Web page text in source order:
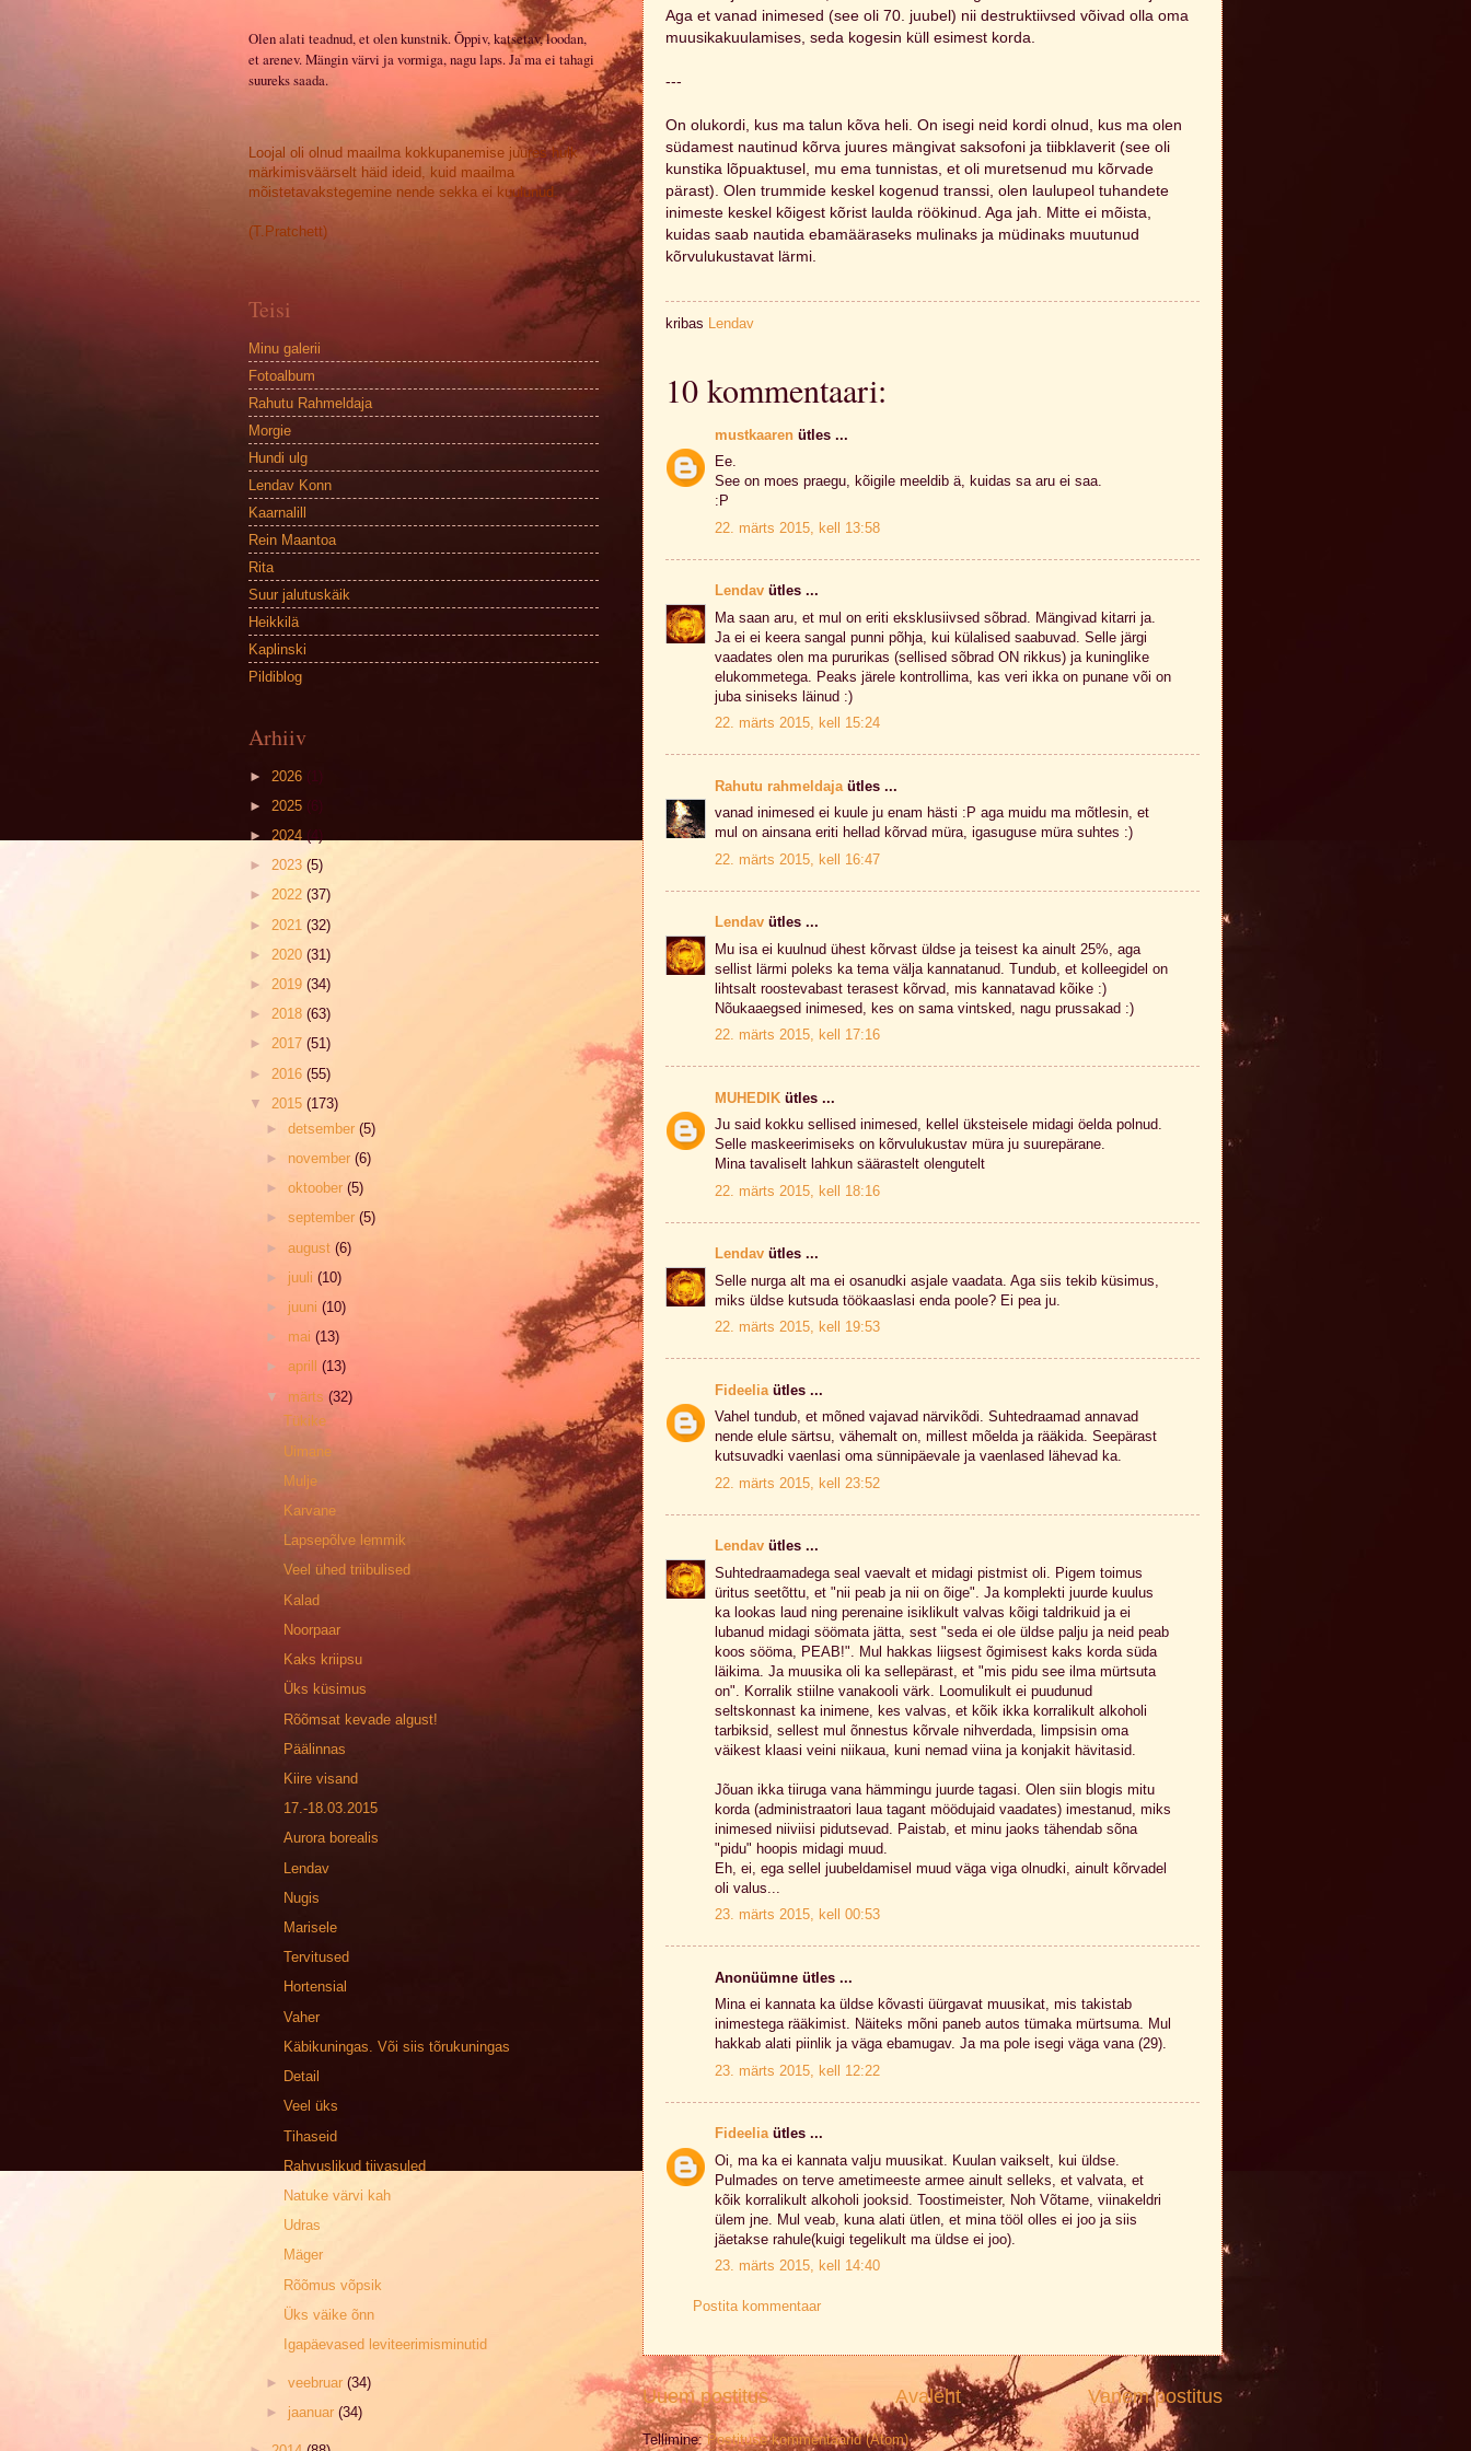
Aga et vanad inimesed (see oli 70. juubel) nii destruktiivsed võivad olla oma
muusikakuulamises, seda kogesin küll esimest korda.
---
On olukordi, kus ma talun kõva heli. On isegi neid kordi olnud, kus ma olen
südamest nautinud kõrva juures mängivat saksofoni ja tiibklaverit (see oli
kunstika lõpuaktusel, mu ema tunnistas, et oli muretsenud mu kõrvade
pärast). Olen trummide keskel kogenud transsi, olen laulupeol tuhandete
inimeste keskel kõigest kõrist laulda röökinud. Aga jah. Mitte ei mõista,
kuidas saab nautida ebamääraseks mulinaks ja müdinaks muutunud
kõrvulukustavat lärmi.
kribas Lendav
10 kommentaari:
mustkaaren ütles ...
Ee.
See on moes praegu, kõigile meeldib ä, kuidas sa aru ei saa.
:P
22. märts 2015, kell 13:58
Lendav ütles ...
Ma saan aru, et mul on eriti eksklusiivsed sõbrad. Mängivad kitarri ja.
Ja ei ei keera sangal punni põhja, kui külalised saabuvad. Selle järgi
vaadates olen ma pururikas (sellised sõbrad ON rikkus) ja kuninglike
elukommetega. Peaks järele kontrollima, kas veri ikka on punane või on
juba siniseks läinud :)
22. märts 2015, kell 15:24
Rahutu rahmeldaja ütles ...
vanad inimesed ei kuule ju enam hästi :P aga muidu ma mõtlesin, et
mul on ainsana eriti hellad kõrvad müra, igasuguse müra suhtes :)
22. märts 2015, kell 16:47
Lendav ütles ...
Mu isa ei kuulnud ühest kõrvast üldse ja teisest ka ainult 25%, aga
sellist lärmi poleks ka tema välja kannatanud. Tundub, et kolleegidel on
lihtsalt roostevabast terasest kõrvad, mis kannatavad kõike :)
Nõukaaegsed inimesed, kes on sama vintsked, nagu prussakad :)
22. märts 2015, kell 17:16
MUHEDIK ütles ...
Ju said kokku sellised inimesed, kellel üksteisele midagi öelda polnud.
Selle maskeerimiseks on kõrvulukustav müra ju suurepärane.
Mina tavaliselt lahkun säärastelt olengutelt
22. märts 2015, kell 18:16
Lendav ütles ...
Selle nurga alt ma ei osanudki asjale vaadata. Aga siis tekib küsimus,
miks üldse kutsuda töökaaslasi enda poole? Ei pea ju.
22. märts 2015, kell 19:53
Fideelia ütles ...
Vahel tundub, et mõned vajavad närvikõdi. Suhtedraamad annavad
nende elule särtsu, vähemalt on, millest mõelda ja rääkida. Seepärast
kutsuvadki vaenlasi oma sünnipäevale ja vaenlased lähevad ka.
22. märts 2015, kell 23:52
Lendav ütles ...
Suhtedraamadega seal vaevalt et midagi pistmist oli. Pigem toimus
üritus seetõttu, et "nii peab ja nii on õige". Ja komplekti juurde kuulus
ka lookas laud ning perenaine isiklikult valvas kõigi taldrikuid ja ei
lubanud midagi söömata jätta, sest "seda ei ole üldse palju ja neid peab
koos sööma, PEAB!". Mul hakkas liigsest õgimisest kaks korda süda
läikima. Ja muusika oli ka sellepärast, et "mis pidu see ilma mürtsuta
on". Korralik stiilne vanakooli värk. Loomulikult ei puudunud
seltskonnast ka inimene, kes valvas, et kõik ikka korralikult alkoholi
tarbiksid, sellest mul õnnestus kõrvale nihverdada, limpsisin oma
väikest klaasi veini niikaua, kuni nemad viina ja konjakit hävitasid.
Jõuan ikka tiiruga vana hämmingu juurde tagasi. Olen siin blogis mitu
korda (administraatori laua tagant möödujaid vaadates) imestanud, miks
inimesed niiviisi pidutsevad. Paistab, et minu jaoks tähendab sõna
"pidu" hoopis midagi muud.
Eh, ei, ega sellel juubeldamisel muud väga viga olnudki, ainult kõrvadel
oli valus...
23. märts 2015, kell 00:53
Anonüümne ütles ...
Mina ei kannata ka üldse kõvasti üürgavat muusikat, mis takistab
inimestega rääkimist. Näiteks mõni paneb autos tümaka mürtsuma. Mul
hakkab alati piinlik ja väga ebamugav. Ja ma pole isegi väga vana (29).
23. märts 2015, kell 12:22
Fideeliaütles ...
Oi, ma ka ei kannata valju muusikat. Kuulan vaikselt, kui üldse.
Pulmades on terve ametimeeste armee ainult selleks, et valvata, et
kõik korralikult alkoholi jooksid. Toostimeister, Noh Võtame, viinakeldri
ülem jne. Mul veab, kuna alati ütlen, et mina tööl olles ei joo ja siis
jäetakse rahule(kuigi tegelikult ma üldse ei joo).
23. märts 2015, kell 14:40
Postita kommentaar
Uuem postitus Vanem postitus
Avaleht
Tellimine:Postituse kommentaarid (Atom)
Olen alati teadnud, et olen kunstnik. Õppiv, katsetav, loodan,
et arenev. Mängin värvi ja vormiga, nagu laps. Ja ma ei tahagi
suureks saada.
Loojal oli olnud maailma kokkupanemise juures hulk
märkimisväärselt häid ideid, kuid maailma
mõistetavakstegemine nende sekka ei kuulunud.
(T.Pratchett)
Teisi
Minu galerii
Fotoalbum
Rahutu Rahmeldaja
Morgie
Hundi ulg
Lendav Konn
Kaarnalill
Rein Maantoa
Rita
Suur jalutuskäik
Heikkilä
Kaplinski
Pildiblog
Arhiiv
► 2026 (1)
► 2025 (6)
► 2024 (4)
► 2023 (5)
► 2022 (37)
► 2021 (32)
► 2020 (31)
► 2019 (34)
► 2018 (63)
► 2017 (51)
► 2016 (55)
▼ 2015 (173)
►detsember(5)
► november(6)
►oktoober(5)
►september(5)
►august(6)
► juuli(10)
► juuni(10)
► mai(13)
►aprill(13)
▼ märts(32)
Tükike
Uimane
Mulje
Karvane
Lapsepõlve lemmik
Veel ühed triibulised
Kalad
Noorpaar
Kaks kriipsu
Üks küsimus
Rõõmsat kevade algust!
Päälinnas
Kiire visand
17.-18.03.2015
Aurora borealis
Lendav
Nugis
Marisele
Tervitused
Hortensial
Vaher
Käbikuningas. Või siis tõrukuningas
Detail
Veel üks
Tihaseid
Rahvuslikud tiivasuled
Natuke värvi kah
Udras
Mäger
Rõõmus võpsik
Üks väike õnn
Igapäevased leviteerimisminutid
►veebruar(34)
► jaanuar(34)